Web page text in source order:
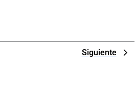
Siguiente